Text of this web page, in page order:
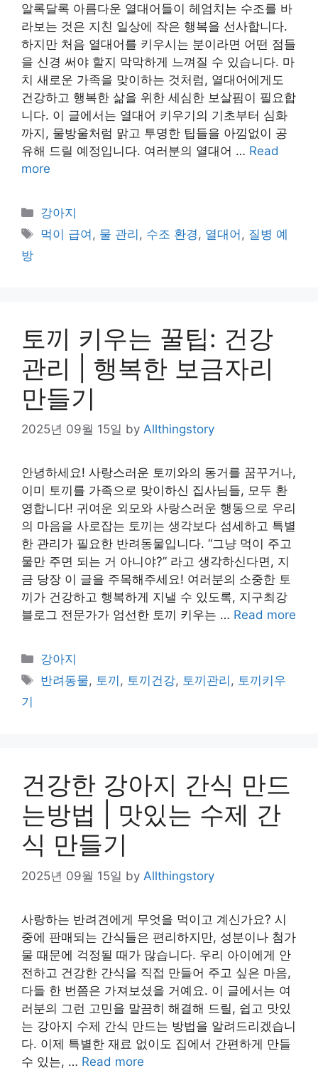
알록달록 아름다운 열대어들이 헤엄치는 수조를 바
라보는 것은 지친 일상에 작은 행복을 선사합니다.
하지만 처음 열대어를 키우시는 분이라면 어떤 점들
을 신경 써야 할지 막막하게 느껴질 수 있습니다. 마
치 새로운 가족을 맞이하는 것처럼, 열대어에게도
건강하고 행복한 삶을 위한 세심한 보살핌이 필요합
니다. 이 글에서는 열대어 키우기의 기초부터 심화
까지, 물방울처럼 맑고 투명한 팁들을 아낌없이 공
유해 드릴 예정입니다. 여러분의 열대어 … Read
more
Categories
강아지
Tags
먹이 급여 , 물 관리 , 수조 환경 , 열대어 , 질병 예
방
토끼 키우는 꿀팁: 건강
관리 | 행복한 보금자리
만들기
2025년 09월 15일 by Allthingstory
안녕하세요! 사랑스러운 토끼와의 동거를 꿈꾸거나,
이미 토끼를 가족으로 맞이하신 집사님들, 모두 환
영합니다! 귀여운 외모와 사랑스러운 행동으로 우리
의 마음을 사로잡는 토끼는 생각보다 섬세하고 특별
한 관리가 필요한 반려동물입니다. “그냥 먹이 주고
물만 주면 되는 거 아니야?” 라고 생각하신다면, 지
금 당장 이 글을 주목해주세요! 여러분의 소중한 토
끼가 건강하고 행복하게 지낼 수 있도록, 지구최강
블로그 전문가가 엄선한 토끼 키우는 … Read more
Categories
강아지
Tags
반려동물, 토끼 , 토끼건강, 토끼관리 , 토끼키우
기
건강한 강아지 간식 만드
는방법 | 맛있는 수제 간
식 만들기
2025년 09월 15일 by Allthingstory
사랑하는 반려견에게 무엇을 먹이고 계신가요? 시
중에 판매되는 간식들은 편리하지만, 성분이나 첨가
물 때문에 걱정될 때가 많습니다. 우리 아이에게 안
전하고 건강한 간식을 직접 만들어 주고 싶은 마음,
다들 한 번쯤은 가져보셨을 거예요. 이 글에서는 여
러분의 그런 고민을 말끔히 해결해 드릴, 쉽고 맛있
는 강아지 수제 간식 만드는 방법을 알려드리겠습니
다. 이제 특별한 재료 없이도 집에서 간편하게 만들
수 있는, … Read more